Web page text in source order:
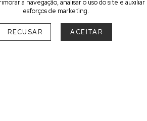
a navegação, analisar o uso do site e auxiliar
esforços de marketing.
RECUSAR ACEITAR